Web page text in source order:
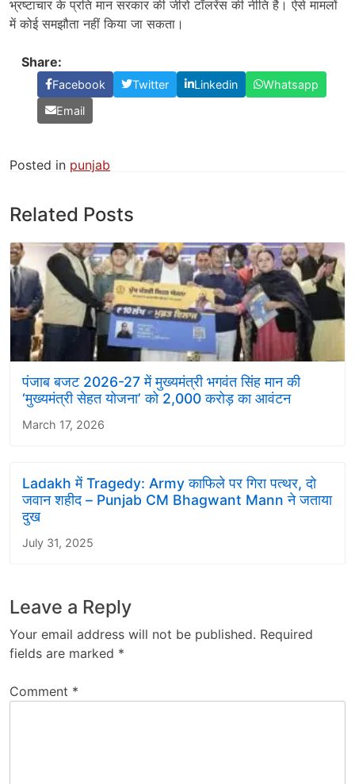
भ्रष्टाचार के प्रति मान सरकार की जीरो टॉलरेंस की नीति है। ऐसे मामलों
में कोई समझौता नहीं किया जा सकता।
Share:
Facebook Twitter Linkedin
Whatsapp
Email
Posted in punjab
Related Posts
पंजाब बजट 2026-27 में मुख्यमंत्री भगवंत सिंह मान की
‘मुख्यमंत्री सेहत योजना’ को 2,000 करोड़ का आवंटन
March 17, 2026
Ladakh में Tragedy: Army काफिले पर गिरा पत्थर, दो
जवान शहीद – Punjab CM Bhagwant Mann ने जताया
दुख
July 31, 2025
Leave a Reply
Your email address will not be published. Required
fields are marked *
Comment *